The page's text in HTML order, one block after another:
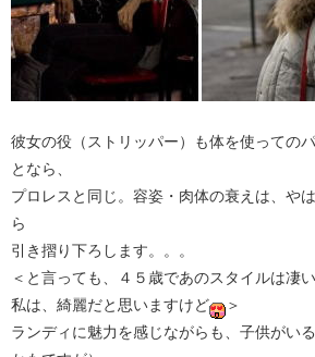
彼女の役（ストリッパー）も体を使っての
となら、
プロレスと同じ。容姿・肉体の衰えは、や
ら
引き摺り下ろします。。。
＜と言っても、４５歳であのスタイルは凄い
私は、綺麗だと思いますけど
＞
ランディに魅力を感じながらも、子供がい